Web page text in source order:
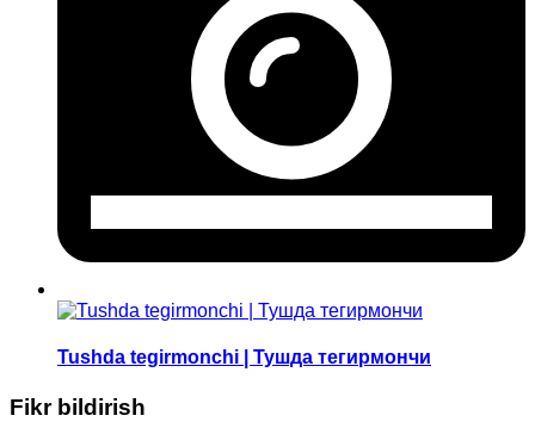
Tushda tegirmonchi | Тушда тегирмончи
Fikr bildirish